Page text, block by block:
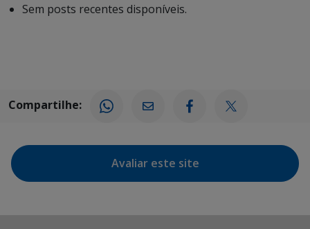
Sem posts recentes disponíveis.
Compartilhe:
Avaliar este site